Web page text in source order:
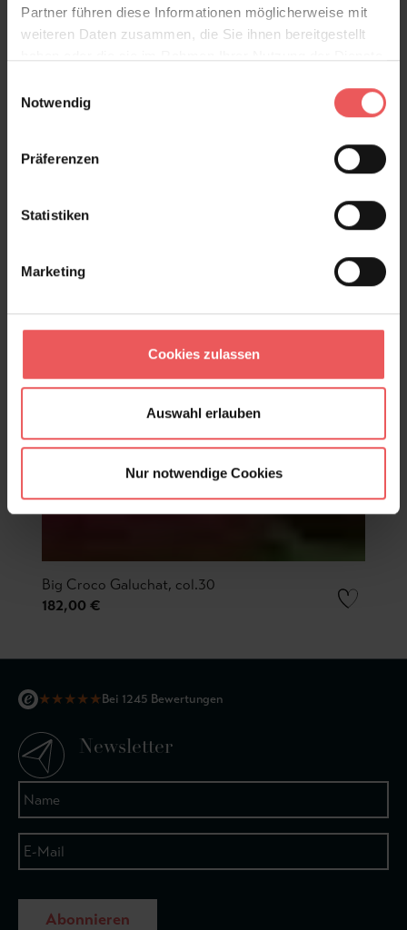
Partner führen diese Informationen möglicherweise mit
weiteren Daten zusammen, die Sie ihnen bereitgestellt
Notwendig
Präferenzen
Statistiken
Marketing
Cookies zulassen
Auswahl erlauben
Nur notwendige Cookies
Frage stellen
+49 (0)221 932 81 82
Big Croco Galuchat, col.30
182,00 €
★★★★★Bei 1245 Bewertungen
Newsletter
Abonnieren